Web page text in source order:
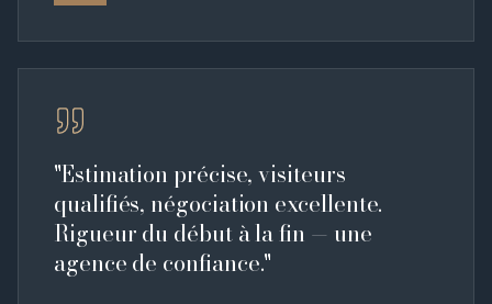
"Estimation précise, visiteurs
qualifiés, négociation excellente.
Rigueur du début à la fin — une
agence de confiance."